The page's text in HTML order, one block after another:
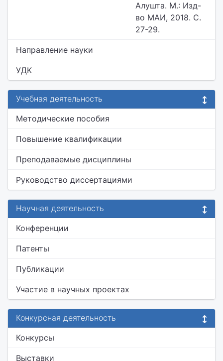
Алушта. М.: Изд-
во МАИ, 2018. С.
27-29.
Направление науки
УДК
Учебная деятельность
Методические пособия
Повышение квалификации
Преподаваемые дисциплины
Руководство диссертациями
Научная деятельность
Конференции
Патенты
Публикации
Участие в научных проектах
Конкурсная деятельность
Конкурсы
Выставки